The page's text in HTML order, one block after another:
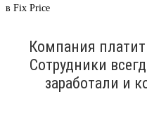
Компания
Сотрудники
заработали и